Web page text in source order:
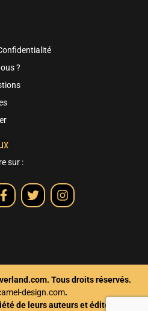
?
sur :
Tous droits réservés.
design.com.
de leurs auteurs et éditeurs